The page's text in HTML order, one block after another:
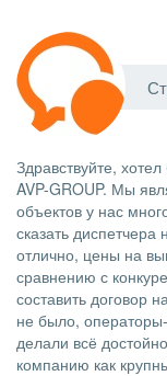
Здравствуйте,
AVP-GROUP. Мы
объектов у нас
сказать
отлично, цены на
сравнению с
составить договор
не было,
делали всё
компанию как